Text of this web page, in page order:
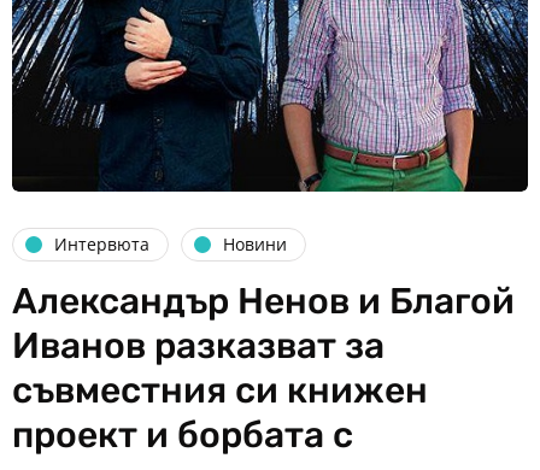
Интервюта Новини
Александър Ненов и Благой
Иванов разказват за
съвместния си книжен
проект и борбата с